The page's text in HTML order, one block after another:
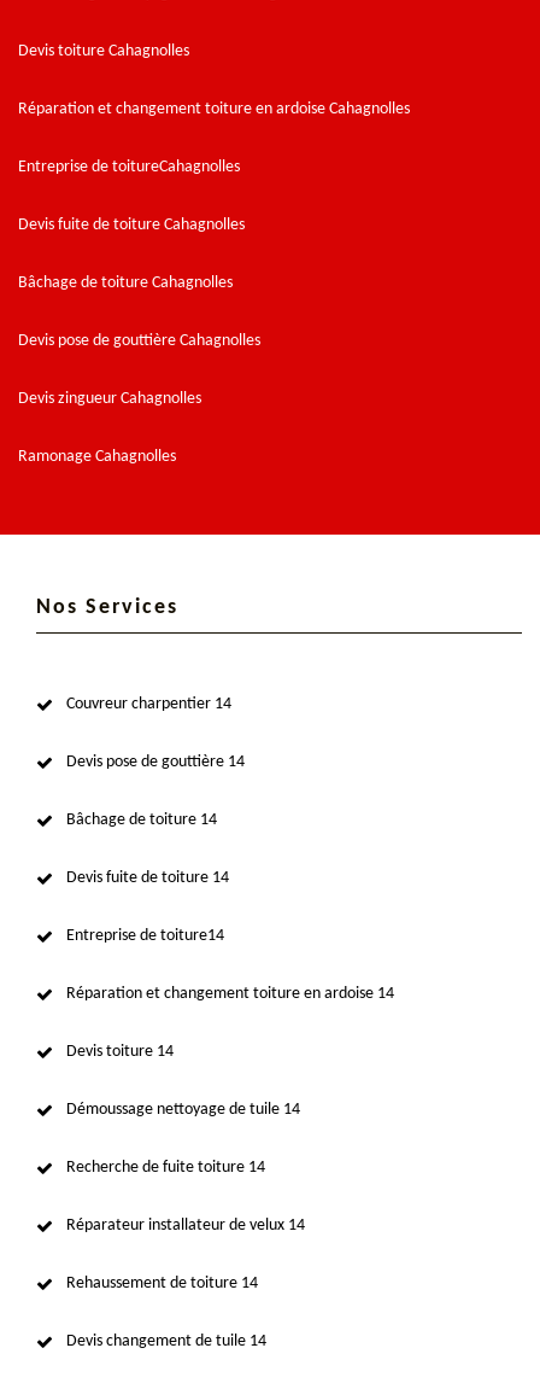
Devis toiture Cahagnolles
Réparation et changement toiture en ardoise Cahagnolles
Entreprise de toitureCahagnolles
Devis fuite de toiture Cahagnolles
Bâchage de toiture Cahagnolles
Devis pose de gouttière Cahagnolles
Devis zingueur Cahagnolles
Ramonage Cahagnolles
Nos Services
Couvreur charpentier 14
Devis pose de gouttière 14
Bâchage de toiture 14
Devis fuite de toiture 14
Entreprise de toiture14
Réparation et changement toiture en ardoise 14
Devis toiture 14
Démoussage nettoyage de tuile 14
Recherche de fuite toiture 14
Réparateur installateur de velux 14
Rehaussement de toiture 14
Devis changement de tuile 14